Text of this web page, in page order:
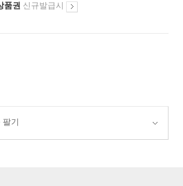
품권 신규발급시
기